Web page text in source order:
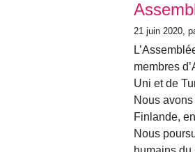
21 juin 2020,
membres
Uni et de
Nous
Finlande,
Nous